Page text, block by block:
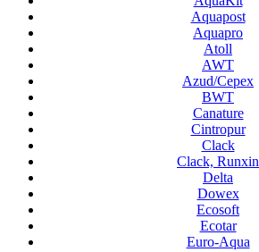
Aquapost
Aquapro
Atoll
AWT
Azud/Cepex
BWT
Canature
Cintropur
Clack
Clack, Runxin
Delta
Dowex
Ecosoft
Ecotar
Euro-Aqua